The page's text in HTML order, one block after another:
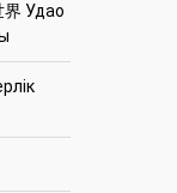
Удао